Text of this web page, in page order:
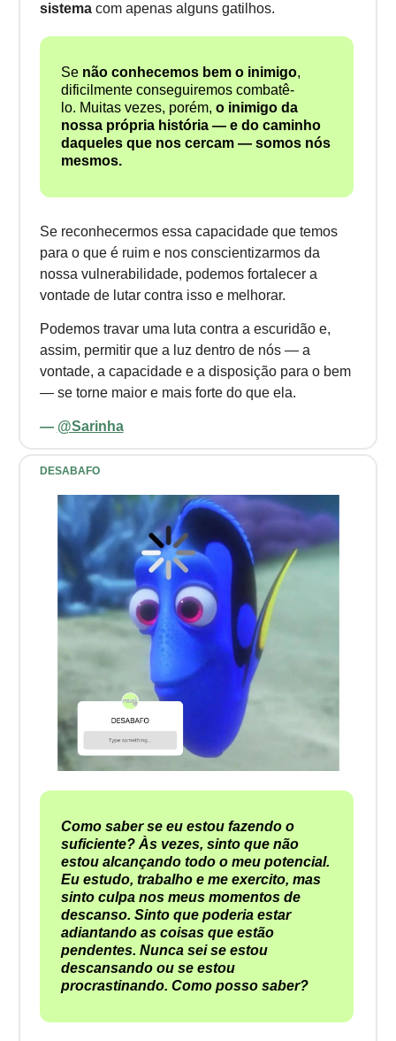
sistemacom apenas alguns gatilhos.
Se não conhecemos bem o inimigo,
dificilmente conseguiremos combatê-
lo. Muitas vezes, porém, o inimigo da
nossa própria história — e do caminho
daqueles que nos cercam — somos nós
mesmos.
Se reconhecermos essa capacidade que temos
para o que é ruim e nos conscientizarmos da
nossa vulnerabilidade, podemos fortalecer a
vontade de lutar contra isso e melhorar.
Podemos travar uma luta contra a escuridão e,
assim, permitir que a luz dentro de nós — a
vontade, a capacidade e a disposição para o bem
— se torne maior e mais forte do que ela.
— @Sarinha
DESABAFO
Como saber se eu estou fazendo o
suficiente? Às vezes, sinto que não
estou alcançando todo o meu potencial.
Eu estudo, trabalho e me exercito, mas
sinto culpa nos meus momentos de
descanso. Sinto que poderia estar
adiantando as coisas que estão
pendentes. Nunca sei se estou
descansando ou se estou
procrastinando. Como posso saber?